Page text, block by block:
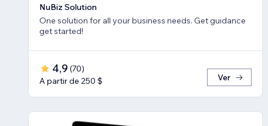
NuBiz Solution
One solution for all your business needs. Get guidance
get started!
4,9 (70)
A partir de 250 $
Ver